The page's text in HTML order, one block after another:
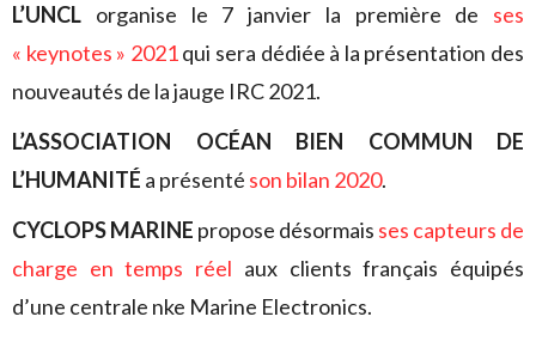
L’UNCL organise le 7 janvier la première de ses
« keynotes » 2021qui sera dédiée à la présentation des
nouveautés de la jauge IRC 2021.
L’ASSOCIATION OCÉAN BIEN COMMUN DE
L’HUMANITÉ a présenté son bilan 2020.
CYCLOPS MARINE propose désormais ses capteurs de
charge en temps réel aux clients français équipés
d’une centrale nke Marine Electronics.